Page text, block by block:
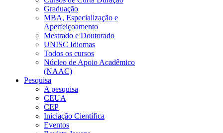
Graduação
MBA, Especialização e
Aperfeiçoamento
Mestrado e Doutorado
UNISC Idiomas
Todos os cursos
Núcleo de Apoio Acadêmico
(NAAC)
Pesquisa
A pesquisa
CEUA
CEP
Iniciação Científica
Eventos